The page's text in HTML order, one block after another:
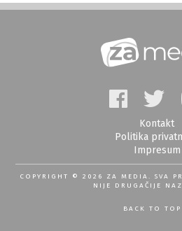
Kontakt
Politika
Impresum
COPYRIGHT © 2026 ZA MEDIA. SVA
NIJE DRUGAČIJE
BACK TO TOP